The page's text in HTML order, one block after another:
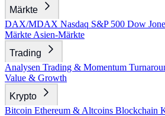
Märkte
DAX/MDAX Nasdaq S&P 500 Dow
Märkte Asien-Märkte
Trading
Analysen Trading & Momentum
Value & Growth
Krypto
Bitcoin Ethereum & Altcoins Blockchain